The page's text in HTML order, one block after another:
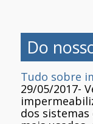
Do
Tudo sobre
29/05/2017-
dos